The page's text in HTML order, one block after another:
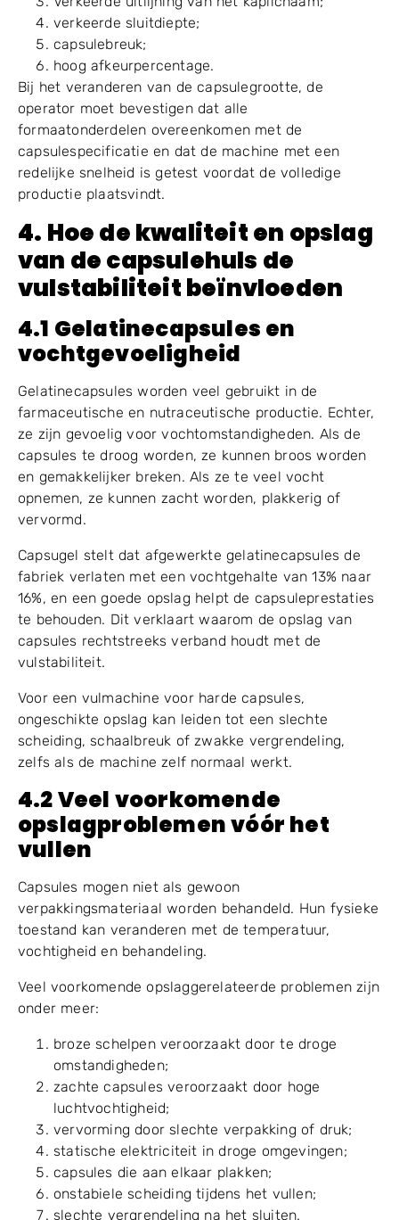
Een onjuiste omschakeling kan leiden tot:
slechte capsulevoeding;
onstabiele scheiding;
Verkeerde uitlijning van het kaplichaam;
verkeerde sluitdiepte;
capsulebreuk;
hoog afkeurpercentage.
Bij het veranderen van de capsulegrootte, de
formaatonderdelen overeenkomen met de
capsulespecificatie en dat de machine met een
redelijke snelheid is getest voordat de volledige
productie plaatsvindt.
4. Hoe de kwaliteit en opslag
van de capsulehuls de
vulstabiliteit beïnvloeden
4.1 Gelatinecapsules en
vochtgevoeligheid
Gelatinecapsules worden veel gebruikt in de
farmaceutische en nutraceutische productie. Echter,
capsules te droog worden, ze kunnen broos worden
en gemakkelijker breken. Als ze te veel vocht
opnemen, ze kunnen zacht worden, plakkerig of
vervormd.
Capsugel stelt dat afgewerkte gelatinecapsules de
16%, en een goede opslag helpt de capsuleprestaties
te behouden. Dit verklaart waarom de opslag van
capsules rechtstreeks verband houdt met de
vulstabiliteit.
Voor een vulmachine voor harde capsules,
ongeschikte opslag kan leiden tot een slechte
scheiding, schaalbreuk of zwakke vergrendeling,
4.2 Veel voorkomende
opslagproblemen vóór het
vullen
Capsules mogen niet als gewoon
verpakkingsmateriaal worden behandeld. Hun fysieke
vochtigheid en behandeling.
Veel voorkomende opslaggerelateerde problemen zijn
onder meer:
broze schelpen veroorzaakt door te droge
omstandigheden;
zachte capsules veroorzaakt door hoge
luchtvochtigheid;